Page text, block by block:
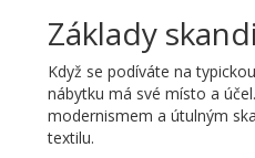
Základy
Když se podíváte na
nábytku má své místo a
modernismem a útulným
textilu.